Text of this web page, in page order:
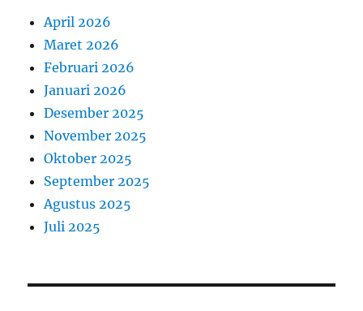
April 2026
Maret 2026
Februari 2026
Januari 2026
Desember 2025
November 2025
Oktober 2025
September 2025
Agustus 2025
Juli 2025